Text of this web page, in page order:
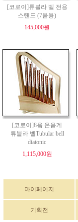
[코로이]튜블라 벨 전용
스탠드 (7음용)
145,000원
[코로이]8음 온음계
튜블라 벨Tubular bell
diatonic
1,115,000원
마이페이지
기획전